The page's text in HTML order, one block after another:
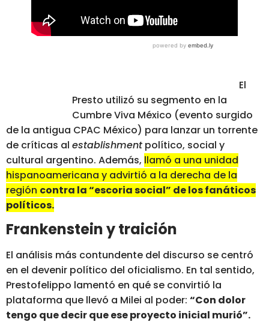
El
Presto utilizó su segmento en la
Cumbre Viva México (evento surgido
de la antigua CPAC México) para lanzar un torrente
de críticas al establishment político, social y
cultural argentino. Además, llamó a una unidad
hispanoamericana y advirtió a la derecha de la
región contra la “escoria social” de los fanáticos
políticos.
Frankenstein y traición
El análisis más contundente del discurso se centró
en el devenir político del oficialismo. En tal sentido,
Prestofelippo lamentó en qué se convirtió la
plataforma que llevó a Milei al poder: “Con dolor
tengo que decir que ese proyecto inicial murió”.